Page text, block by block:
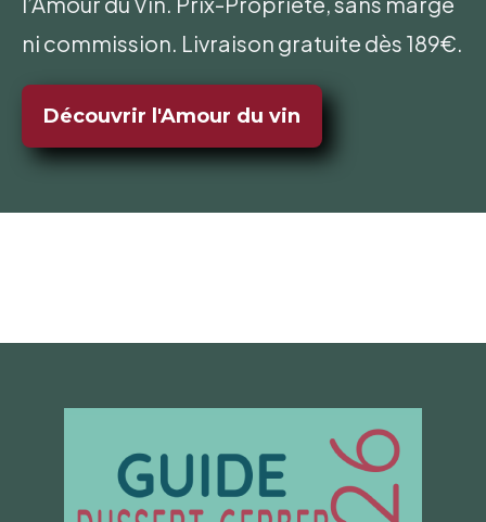
ni commission. Livraison gratuite dès 189€.
Découvrir l'Amour du vin